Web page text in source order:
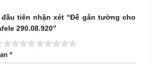
tiên nhận xét “Đế gắn tường cho
290.08.920”
*